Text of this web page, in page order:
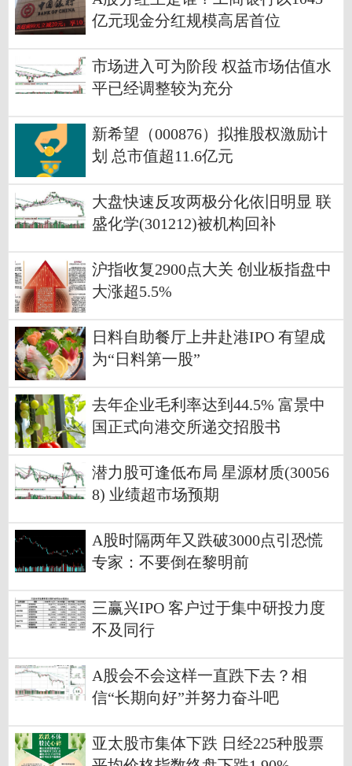
亿元现金分红规模高居首位
市场进入可为阶段 权益市场估值水
平已经调整较为充分
新希望（000876）拟推股权激励计
划 总市值超11.6亿元
大盘快速反攻两极分化依旧明显 联
盛化学(301212)被机构回补
沪指收复2900点大关 创业板指盘中
大涨超5.5%
日料自助餐厅上井赴港IPO 有望成
为“日料第一股”
去年企业毛利率达到44.5% 富景中
国正式向港交所递交招股书
潜力股可逢低布局 星源材质(30056
8) 业绩超市场预期
A股时隔两年又跌破3000点引恐慌
专家：不要倒在黎明前
三赢兴IPO 客户过于集中研投力度
不及同行
A股会不会这样一直跌下去？相
信“长期向好”并努力奋斗吧
亚太股市集体下跌 日经225种股票